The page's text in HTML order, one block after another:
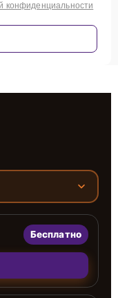
конфиденциальности
Бесплатно